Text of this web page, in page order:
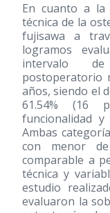
En cuanto a la
técnica de la
fujisawa a
logramos
intervalo
postoperatorio
años, siendo el
61.54% (16
funcionalidad y
Ambas
con menor
comparable a
técnica y
estudio
evaluaron la